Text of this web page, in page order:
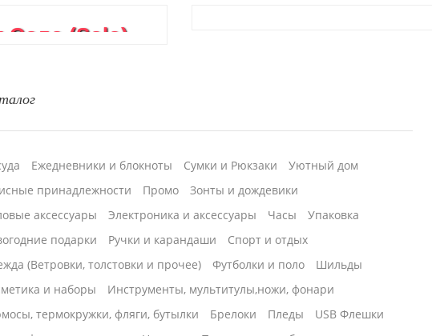
(Solo),...
Ежедневники и блокноты Сумки и Рюкзаки
Уютный дом
принадлежности
Промо
Зонты и дождевики
аксессуары
Электроника и аксессуары Часы
Упаковка
подарки
Ручки и карандаши
Спорт и отдых
(Ветровки, толстовки и прочее)
Футболки и поло
Шильды
и наборы
Инструменты, мультитулы,ножи, фонари
термокружки, фляги, бутылки
Брелоки Пледы
USB Флешки